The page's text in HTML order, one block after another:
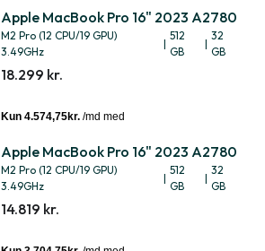
Apple MacBook Pro 16" 2023 A2780
M2 Pro (12 CPU/19 GPU)
3.49GHz
|
512
GB
|
32
GB
18.299 kr.
Apple MacBook Pro 16" 2023 A2780
M2 Pro (12 CPU/19 GPU)
3.49GHz
|
512
GB
|
32
GB
14.819 kr.